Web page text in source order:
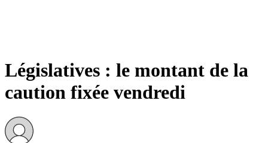
Législatives : le montant de la
caution fixée vendredi